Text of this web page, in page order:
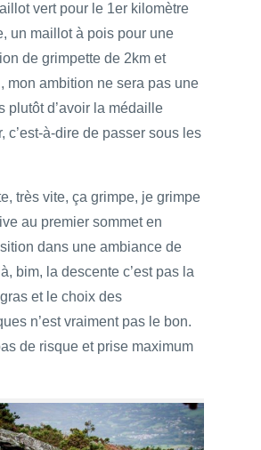
vert pour le 1er kilomètre
un maillot à pois pour une
de grimpette de 2km et
mon ambition ne sera pas une
plutôt d’avoir la médaille
c’est-à-dire de passer sous les
très vite, ça grimpe, je grimpe
au premier sommet en
dans une ambiance de
bim, la descente c’est pas la
et le choix des
n’est vraiment pas le bon.
de risque et prise maximum